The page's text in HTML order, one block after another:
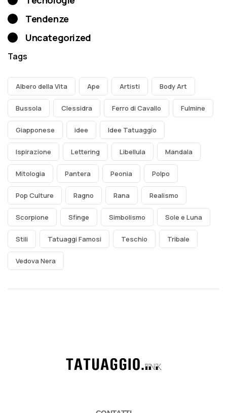
Tendenze
Uncategorized
Tags
Albero della Vita Ape Artisti Body Art
Bussola Clessidra Ferro di Cavallo Fulmine
Giapponese idee Idee Tatuaggio
Ispirazione Lettering Libellula Mandala
Mitologia Pantera Peonia Polpo
Pop Culture Ragno Rana Realismo
Scorpione Sfinge Simbolismo Sole e Luna
Stili Tatuaggi Famosi Teschio Tribale
Vedova Nera